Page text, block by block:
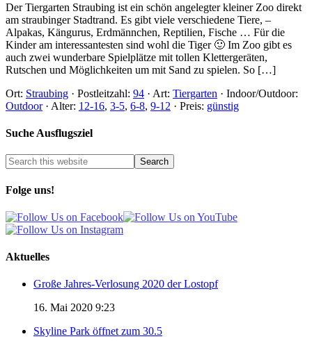
Der Tiergarten Straubing ist ein schön angelegter kleiner Zoo direkt
am straubinger Stadtrand. Es gibt viele verschiedene Tiere, –
Alpakas, Kängurus, Erdmännchen, Reptilien, Fische … Für die
Kinder am interessantesten sind wohl die Tiger 🙂 Im Zoo gibt es
auch zwei wunderbare Spielplätze mit tollen Klettergeräten,
Rutschen und Möglichkeiten um mit Sand zu spielen. So […]
Ort: Straubing · Postleitzahl: 94 · Art: Tiergarten · Indoor/Outdoor:
Outdoor· Alter: 12-16, 3-5, 6-8, 9-12 · Preis: günstig
Suche Ausflugsziel
Folge uns!
Aktuelles
Große Jahres-Verlosung 2020 der Lostopf
16. Mai 2020 9:23
Skyline Park öffnet zum 30.5